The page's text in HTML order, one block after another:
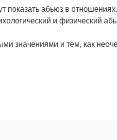
показать абьюз в отношениях.
и физический
значениями и тем, как